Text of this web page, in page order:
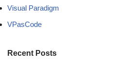
Visual Paradigm
VPasCode
Recent Posts